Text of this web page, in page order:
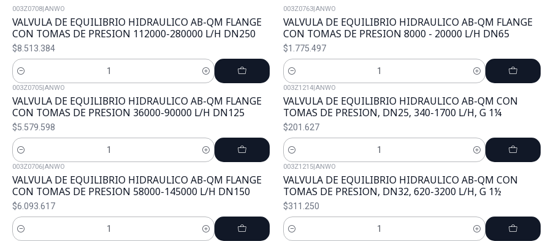
003Z0708|ANWO
VALVULA DE EQUILIBRIO HIDRAULICO AB-QM FLANGE
CON TOMAS DE PRESION 112000-280000 L/H DN250
$8.513.384
Cantidad
003Z0763|ANWO
VALVULA DE EQUILIBRIO HIDRAULICO AB-QM FLANGE
CON TOMAS DE PRESION 8000 - 20000 L/H DN65
$1.775.497
Cantidad
003Z0705|ANWO
VALVULA DE EQUILIBRIO HIDRAULICO AB-QM FLANGE
CON TOMAS DE PRESION 36000-90000 L/H DN125
$5.579.598
Cantidad
003Z1214|ANWO
VALVULA DE EQUILIBRIO HIDRAULICO AB-QM CON
TOMAS DE PRESION, DN25, 340-1700 L/H, G 1¼
$201.627
Cantidad
003Z0706|ANWO
VALVULA DE EQUILIBRIO HIDRAULICO AB-QM FLANGE
CON TOMAS DE PRESION 58000-145000 L/H DN150
$6.093.617
Cantidad
003Z1215|ANWO
VALVULA DE EQUILIBRIO HIDRAULICO AB-QM CON
TOMAS DE PRESION, DN32, 620-3200 L/H, G 1½
$311.250
Cantidad